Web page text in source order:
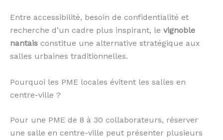
Entre accessibilité, besoin de confidentialité et
recherche d’un cadre plus inspirant, le vignoble
nantais constitue une alternative stratégique aux
salles urbaines traditionnelles.
Pourquoi les PME locales évitent les salles en
centre-ville ?
Pour une PME de 8 à 30 collaborateurs, réserver
une salle en centre-ville peut présenter plusieurs